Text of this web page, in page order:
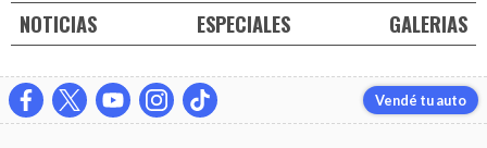
NOTICIAS ESPECIALES GALERIAS
Vendé tu auto